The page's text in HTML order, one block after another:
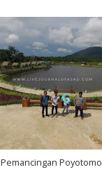
Pemancingan Poyotomo